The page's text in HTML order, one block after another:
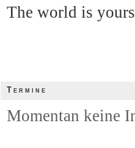
The world is
Termine
Momentan keine